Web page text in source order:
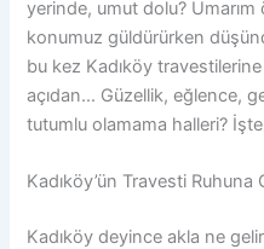
yerinde, umut dolu?
konumuz güldürürken
bu kez Kadıköy
açıdan… Güzellik, eğlence,
tutumlu olamama halleri? İşte,
Kadıköy’ün Travesti Ruhuna
Kadıköy deyince akla ne